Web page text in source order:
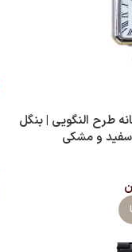
طرح النگویی | بنگل
و مشکی